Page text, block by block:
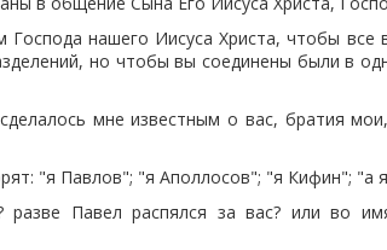
нашего Иисуса Христа, чтобы все
но чтобы вы соединены были в
мне известным о вас, братия
"я Павлов"; "я Аполлосов"; "я Кифин"; "а
разве Павел распялся за вас? или во